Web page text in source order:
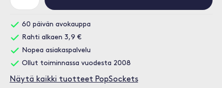
60 päivän avokauppa
Rahti alkaen 3,9 €
Nopea asiakaspalvelu
Ollut toiminnassa vuodesta 2008
Näytä kaikki tuotteet PopSockets